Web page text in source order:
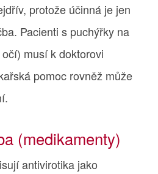
protože účinná je jen
Pacienti s puchýřky na
musí k doktorovi
pomoc rovněž může
(medikamenty)
antivirotika jako